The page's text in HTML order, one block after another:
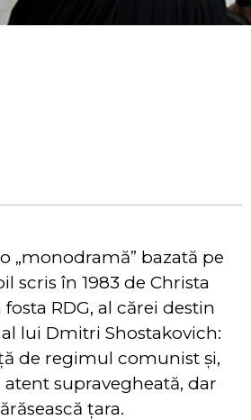
o „monodramă” bazată pe
scris în 1983 de Christa
RDG, al cărei destin
lui Dmitri Shostakovich:
de regimul comunist și,
supravegheată, dar
țara.